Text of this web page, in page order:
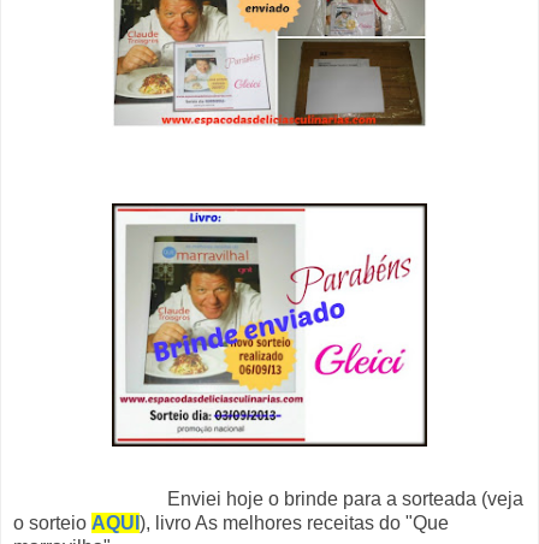
Enviei hoje o brinde para a sorteada (veja
o sorteio AQUI ), livro As melhores receitas do "Que